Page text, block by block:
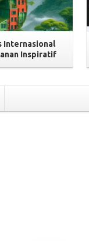
Internasional
Inspiratif